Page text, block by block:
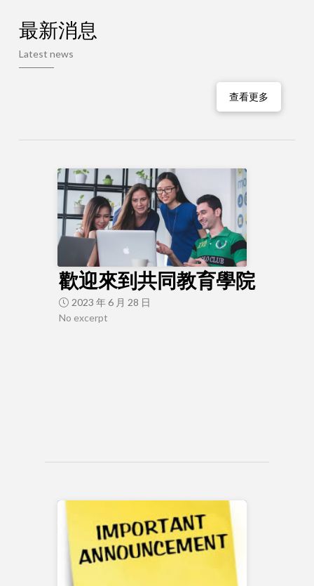
最新消息
Latest news
查看更多
歡迎來到共同教育學院
2023 年 6 月 28 日
No excerpt